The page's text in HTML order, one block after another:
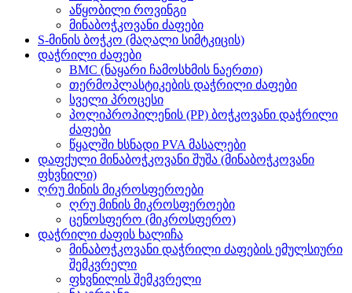
აწყობილი როვინგი
მინაბოჭკოვანი ძაფები
S-მინის ბოჭკო (მაღალი სიმტკიცის)
დაჭრილი ძაფები
BMC (ნაყარი ჩამოსხმის ნაერთი)
თერმოპლასტიკების დაჭრილი ძაფები
სველი პროცესი
პოლიპროპილენის (PP) ბოჭკოვანი დაჭრილი
ძაფები
წყალში ხსნადი PVA მასალები
დაფქული მინაბოჭკოვანი შუშა (მინაბოჭკოვანი
ფხვნილი)
ღრუ მინის მიკროსფეროები
ღრუ მინის მიკროსფეროები
ცენოსფერო (მიკროსფერო)
დაჭრილი ძაფის ხალიჩა
მინაბოჭკოვანი დაჭრილი ძაფების ემულსიური
შემკვრელი
ფხვნილის შემკვრელი